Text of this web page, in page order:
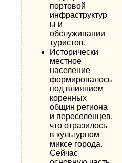
портовой
инфраструктур
ы и
обслуживании
туристов.
Исторически
местное
население
формировалось
под влиянием
коренных
общин региона
и переселенцев,
что отразилось
в культурном
миксе города.
Сейчас